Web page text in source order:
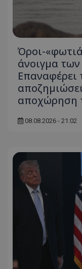
Όροι-
άνοιγμα
Επαναφέρει
αποχώρηση
08.08.2026 - 21:02